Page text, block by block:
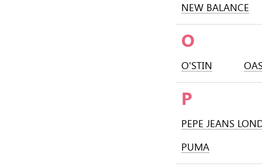
NEW BALANCE
O
O'STIN
P
PEPE JEANS
PUMA